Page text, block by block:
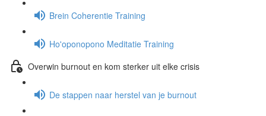
Brein Coherentie Training
Ho'oponopono Meditatie Training
Overwin burnout en kom sterker uit elke crisis
De stappen naar herstel van je burnout